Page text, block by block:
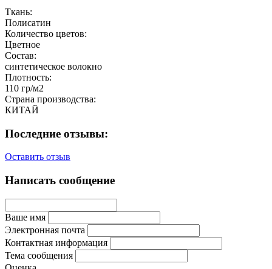
Ткань:
Полисатин
Количество цветов:
Цветное
Состав:
синтетическое волокно
Плотность:
110 гр/м2
Страна производства:
КИТАЙ
Последние отзывы:
Оставить отзыв
Написать сообщение
Ваше имя
Электронная почта
Контактная информация
Тема сообщения